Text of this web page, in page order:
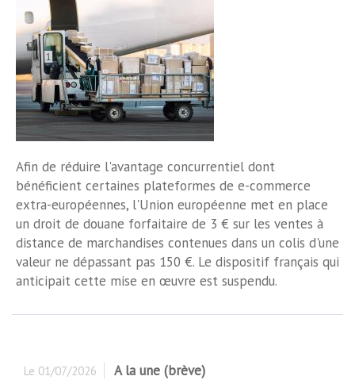
Afin de réduire l'avantage concurrentiel dont
bénéficient certaines plateformes de e-commerce
extra-européennes, l'Union européenne met en place
un droit de douane forfaitaire de 3 € sur les ventes à
distance de marchandises contenues dans un colis d'une
valeur ne dépassant pas 150 €. Le dispositif français qui
anticipait cette mise en œuvre est suspendu.
Le 01/07/2026 A la une (brève)